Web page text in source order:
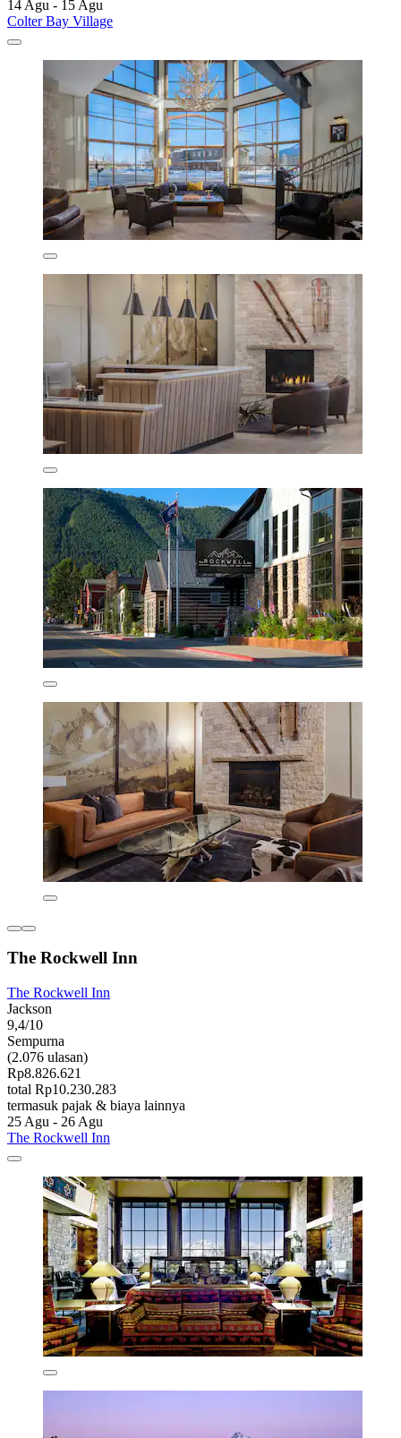
14 Agu - 15 Agu
Colter Bay Village
The Rockwell Inn
The Rockwell Inn
Jackson
9,4/10
Sempurna
(2.076 ulasan)
Rp8.826.621
total Rp10.230.283
termasuk pajak & biaya lainnya
25 Agu - 26 Agu
The Rockwell Inn